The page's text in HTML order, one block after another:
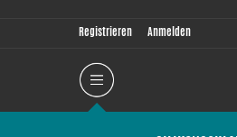
Registrieren Anmelden